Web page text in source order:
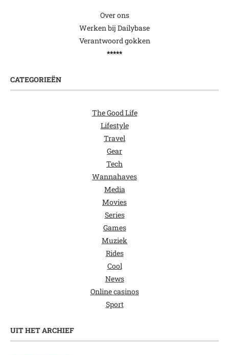
Over ons
Werken bij Dailybase
Verantwoord gokken
*****
CATEGORIEËN
The Good Life
Lifestyle
Travel
Gear
Tech
Wannahaves
Media
Movies
Series
Games
Muziek
Rides
Cool
News
Online casinos
Sport
UIT HET ARCHIEF